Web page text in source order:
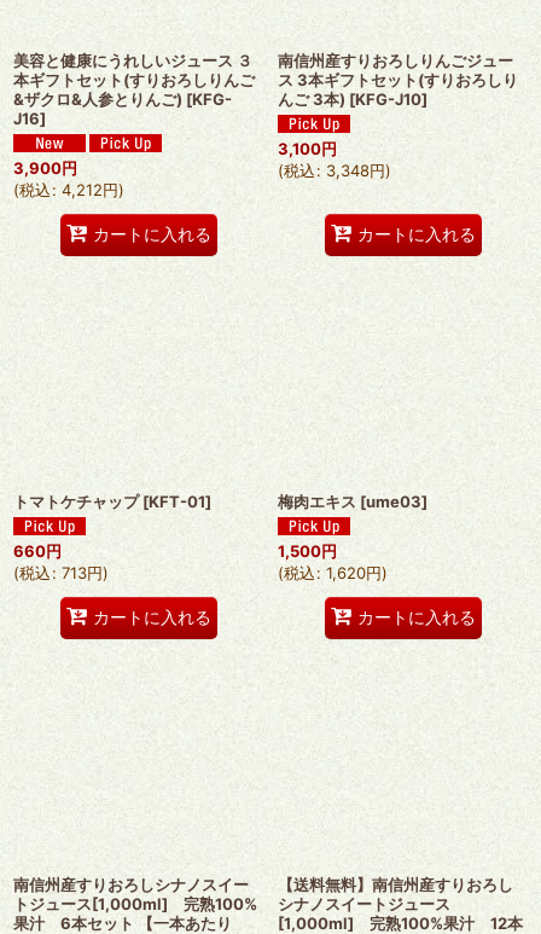
美容と健康にうれしいジュース ３
本ギフトセット(すりおろしりんご
&ザクロ&人参とりんご) [KFG-
J16]
3,900円
(税込: 4,212円)
カートに入れる
南信州産すりおろしりんごジュー
ス 3本ギフトセット(すりおろしり
んご 3本) [KFG-J10]
3,100円
(税込: 3,348円)
カートに入れる
トマトケチャップ [KFT-01]
660円
(税込: 713円)
カートに入れる
梅肉エキス [ume03]
1,500円
(税込: 1,620円)
カートに入れる
南信州産すりおろしシナノスイー
トジュース[1,000ml] 完熟100%
果汁 6本セット 【一本あたり
【送料無料】南信州産すりおろし
シナノスイートジュース
[1,000ml] 完熟100%果汁 12本